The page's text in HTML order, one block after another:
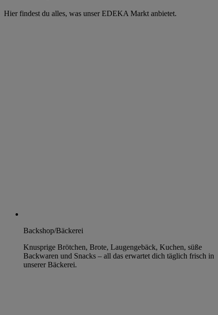
Hier findest du alles, was unser EDEKA Markt anbietet.
Backshop/Bäckerei
Knusprige Brötchen, Brote, Laugengebäck, Kuchen, süße
Backwaren und Snacks – all das erwartet dich täglich frisch in
unserer Bäckerei.